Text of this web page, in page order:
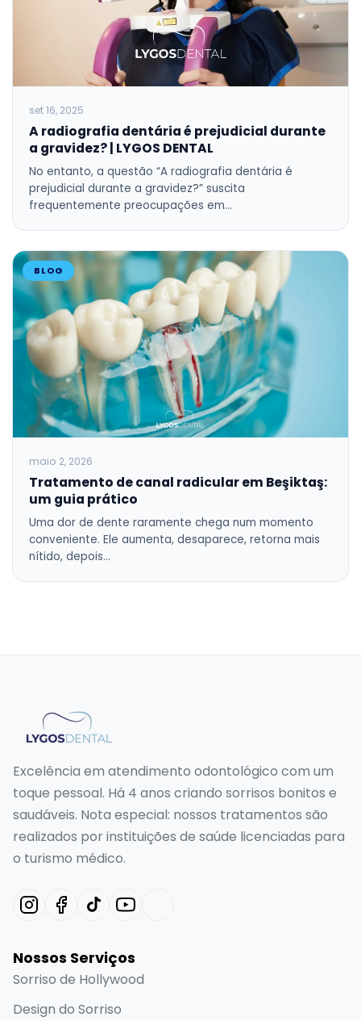
set 16, 2025
A radiografia dentária é prejudicial durante
a gravidez? | LYGOS DENTAL
No entanto, a questão “A radiografia dentária é
prejudicial durante a gravidez?” suscita
frequentemente preocupações em…
BLOG
maio 2, 2026
Tratamento de canal radicular em Beşiktaş:
um guia prático
Uma dor de dente raramente chega num momento
conveniente. Ele aumenta, desaparece, retorna mais
nítido, depois…
Excelência em atendimento odontológico com um
toque pessoal. Há 4 anos criando sorrisos bonitos e
saudáveis. Nota especial: nossos tratamentos são
realizados por instituições de saúde licenciadas para
o turismo médico.
Nossos Serviços
Sorriso de Hollywood
Design do Sorriso